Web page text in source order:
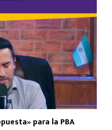
para la PBA